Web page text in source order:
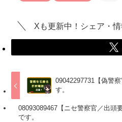
Xも更新中！シェア・
09042297731【偽警
す。
08093089467【ニセ警察官／出頭
です。